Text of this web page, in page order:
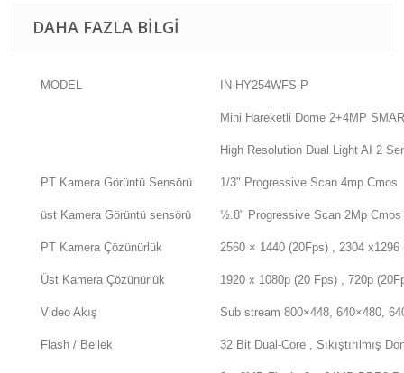
DAHA FAZLA BILGI
MODEL IN-HY254WFS-P
Mini Hareketli Dome 2+4MP
High Resolution Dual Light AI 2
PT Kamera Görüntü Sensörü 1/3" Progressive Scan 4mp Cmos
üst Kamera Görüntü sensörü ½.8" Progressive Scan 2Mp Cmos
PT Kamera Çözünürlük 2560 × 1440 (20Fps) , 2304
Üst Kamera Çözünürlük 1920 x 1080p (20 Fps) , 720p
Video Akış Sub stream 800×448, 640×480,
Flash / Bellek 32 Bit Dual-Core , Sıkıştırılmış